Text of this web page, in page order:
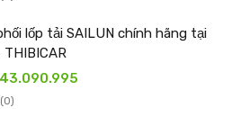
lốp tải SAILUN chính hãng tại
(0)